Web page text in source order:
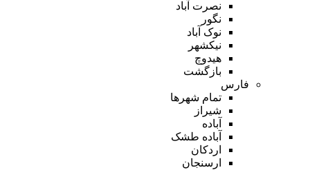
نصرت آباد
نگور
نوک آباد
نیکشهر
هیدوچ
بازگشت
فارس
تمام شهر‌ها
شیراز
آباده
آباده طشک
اردکان
ارسنجان